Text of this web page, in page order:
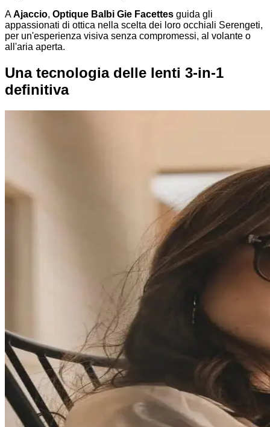
AAjaccio, Optique Balbi Gie Facettes guida gli
appassionati di ottica nella scelta dei loro occhiali Serengeti,
per un'esperienza visiva senza compromessi, al volante o
all'aria aperta.
Una tecnologia delle lenti 3-in-1
definitiva